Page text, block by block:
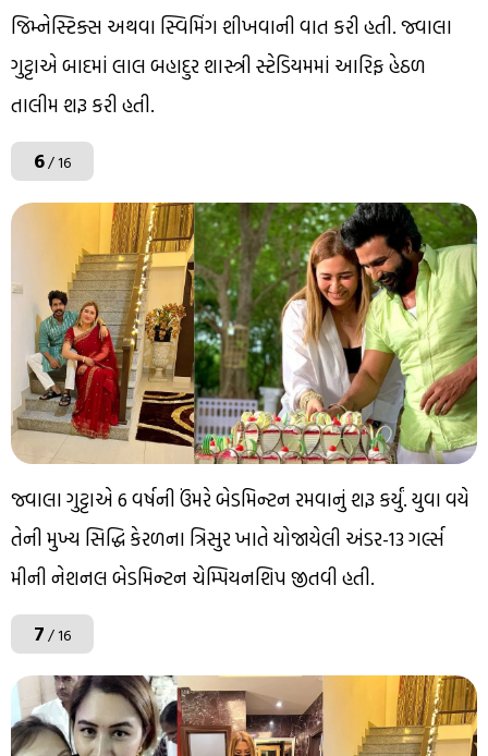
જિમ્નેસ્ટિક્સ અથવા સ્વિમિંગ શીખવાની વાત કરી હતી. જ્વાલા
ગુટ્ટાએ બાદમાં લાલ બહાદુર શાસ્ત્રી સ્ટેડિયમમાં આરિફ હેઠળ
તાલીમ શરૂ કરી હતી.
6/ 16
જ્વાલા ગુટ્ટાએ 6 વર્ષની ઉંમરે બેડમિન્ટન રમવાનું શરૂ કર્યું. યુવા વયે
તેની મુખ્ય સિદ્ધિ કેરળના ત્રિસુર ખાતે યોજાયેલી અંડર-13 ગર્લ્સ
મીની નેશનલ બેડમિન્ટન ચેમ્પિયનશિપ જીતવી હતી.
7/ 16